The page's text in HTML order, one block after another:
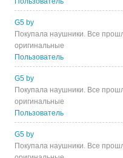
G5 by
Покупала наушники. Все
оригинальные
Пользователь
G5 by
Покупала наушники. Все
оригинальные
Пользователь
G5 by
Покупала наушники. Все